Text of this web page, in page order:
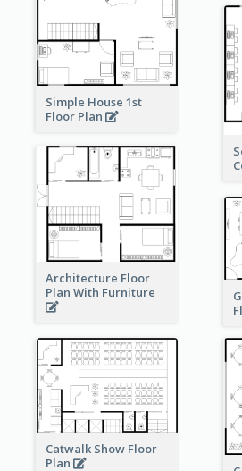
Simple House 1st
Floor Plan
Architecture Floor
Plan With Furniture
Catwalk Show Floor
Plan